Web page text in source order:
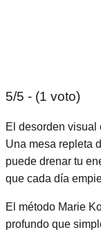
5/5 - (1 voto)
El desorden visual
Una mesa repleta
puede drenar tu
que cada día
El método Marie
profundo que